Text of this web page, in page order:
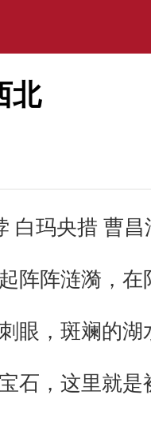
北
玛央措 曹昌
阵涟漪，在
眼，斑斓的湖
石，这里就是